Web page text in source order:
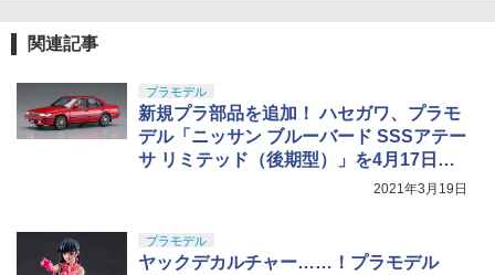
関連記事
プラモデル
新規プラ部品を追加！ ハセガワ、プラモ
デル「ニッサン ブルーバード SSSアテー
サ リミテッド（後期型）」を4月17日頃
2021年3月19日
プラモデル
ヤックデカルチャー……！プラモデル